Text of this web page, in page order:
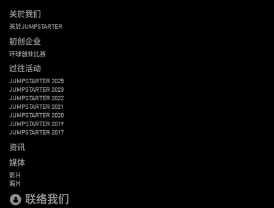
关於我们
关於JUMPSTARTER
初创企业
环球创业比赛
过往活动
JUMPSTARTER 2025
JUMPSTARTER 2023
JUMPSTARTER 2022
JUMPSTARTER 2021
JUMPSTARTER 2020
JUMPSTARTER 2019
JUMPSTARTER 2017
资讯
媒体
影片
照片
联络我们